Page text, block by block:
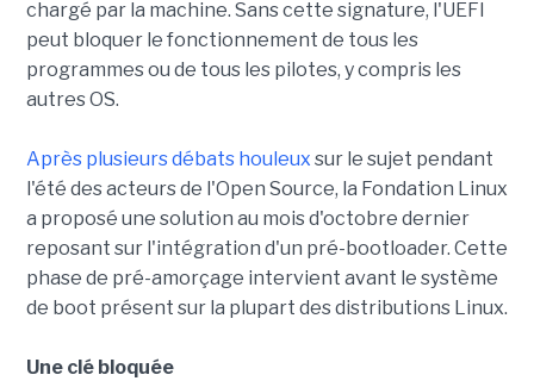
chargé par la machine. Sans cette signature, l'UEFI
peut bloquer le fonctionnement de tous les
programmes ou de tous les pilotes, y compris les
autres OS.
Après plusieurs débats houleux sur le sujet pendant
l'été des acteurs de l'Open Source, la Fondation Linux
a proposé une solution au mois d'octobre dernier
reposant sur l'intégration d'un pré-bootloader. Cette
phase de pré-amorçage intervient avant le système
de boot présent sur la plupart des distributions Linux.
Une clé bloquée